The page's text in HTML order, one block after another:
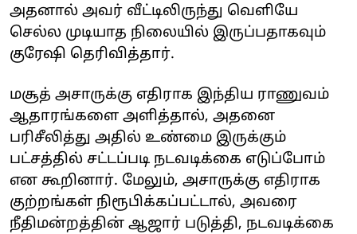
அதனால் அவர் வீட்டிலிருந்து வெளியே
செல்ல முடியாத நிலையில் இருப்பதாகவும்
குரேஷி தெரிவித்தார்.
மசூத் அசாருக்கு எதிராக இந்திய ராணுவம்
ஆதாரங்களை அளித்தால், அதனை
பரிசீலித்து அதில் உண்மை இருக்கும்
பட்சத்தில் சட்டப்படி நடவடிக்கை எடுப்போம்
என கூறினார். மேலும், அசாருக்கு எதிராக
குற்றங்கள் நிரூபிக்கப்பட்டால், அவரை
நீதிமன்றத்தின் ஆஜார் படுத்தி, நடவடிக்கை